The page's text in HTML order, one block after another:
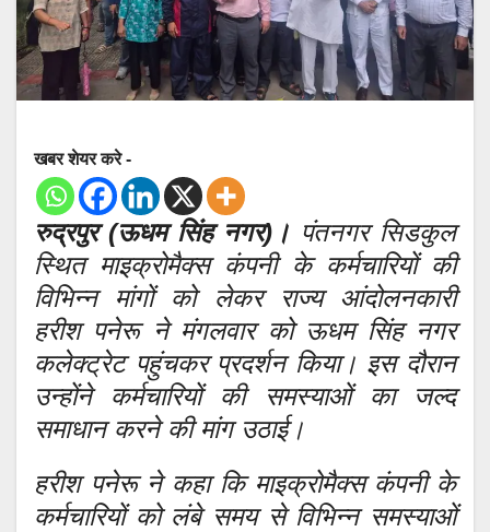
खबर शेयर करे -
रुद्रपुर (ऊधम सिंह नगर)। पंतनगर सिडकुल
स्थित माइक्रोमैक्स कंपनी के कर्मचारियों की
विभिन्न मांगों को लेकर राज्य आंदोलनकारी
हरीश पनेरू ने मंगलवार को ऊधम सिंह नगर
कलेक्ट्रेट पहुंचकर प्रदर्शन किया। इस दौरान
उन्होंने कर्मचारियों की समस्याओं का जल्द
समाधान करने की मांग उठाई।
हरीश पनेरू ने कहा कि माइक्रोमैक्स कंपनी के
कर्मचारियों को लंबे समय से विभिन्न समस्याओं